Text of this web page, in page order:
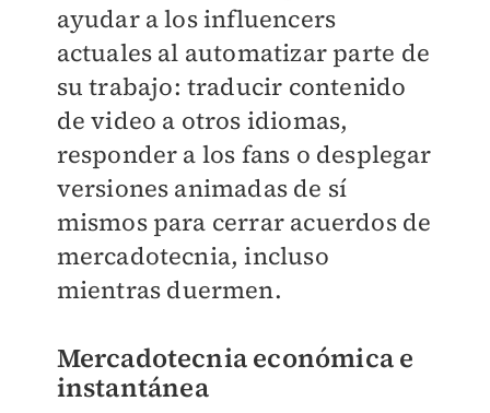
ayudar a los influencers
actuales al automatizar parte de
su trabajo: traducir contenido
de video a otros idiomas,
responder a los fans o desplegar
versiones animadas de sí
mismos para cerrar acuerdos de
mercadotecnia, incluso
mientras duermen.
Mercadotecnia económica e
instantánea